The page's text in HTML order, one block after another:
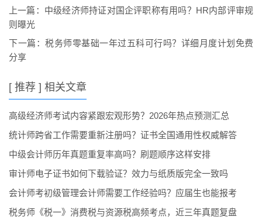
上一篇： 中级经济师持证对国企评职称有用吗？HR内部评审规
则曝光
下一篇： 税务师零基础一年过五科可行吗？详细月度计划免费
分享
[ 推荐 ] 相关文章
高级经济师考试内容紧跟宏观形势？2026年热点预测汇总
统计师跨省工作需要重新注册吗？证书全国通用性权威解答
中级会计师历年真题重复率高吗？刷题顺序这样安排
审计师电子证书如何下载验证？效力与纸质版完全一致吗
会计师考初级管理会计师需要工作经验吗？应届生也能报考
税务师《税一》消费税与资源税高频考点，近三年真题复盘